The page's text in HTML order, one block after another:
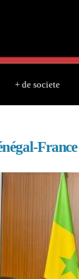
+ de societe